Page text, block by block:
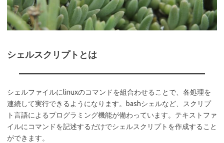
シェルスクリプトとは
シェルファイルにlinuxのコマンドを組合わせることで、各処理を
連続して実行できるようになります。bashシェルなど、スクリプ
ト言語によるプログラミング機能が備わっています。テキストファ
イルにコマンドを記述するだけでシェルスクリプトを作成すること
ができます。